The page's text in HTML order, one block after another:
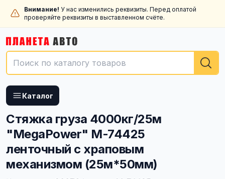
Внимание! У нас изменились реквизиты. Перед оплатой
проверяйте реквизиты в выставленном счёте.
Каталог
Стяжка груза 4000кг/25м
"MegaPower" M-74425
ленточный с храповым
механизмом (25м*50мм)